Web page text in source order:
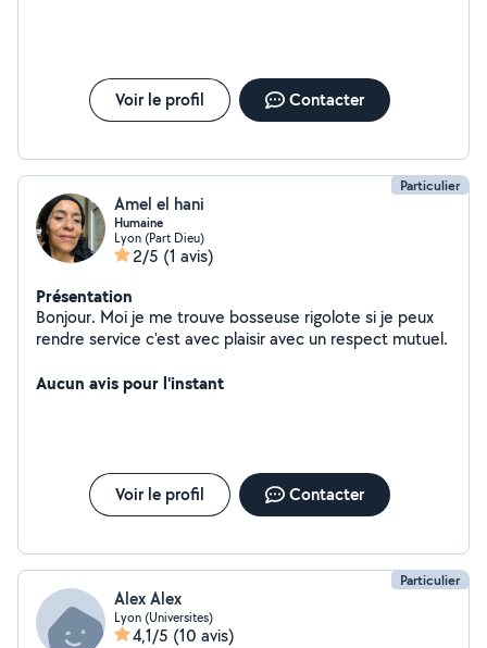
Voir le profil Contacter
Particulier
Amel el hani
Humaine
Lyon (Part Dieu)
2/5 (1 avis)
Présentation
Bonjour. Moi je me trouve bosseuse rigolote si je peux
rendre service c'est avec plaisir avec un respect mutuel.
Aucun avis pour l'instant
Voir le profil Contacter
Particulier
Alex Alex
Lyon (Universites)
4,1/5 (10 avis)